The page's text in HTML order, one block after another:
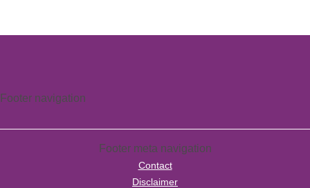
Footer navigation
Footer meta navigation
Contact
Disclaimer